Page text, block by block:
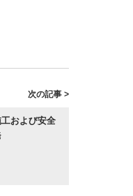
次の記事 >
および安全